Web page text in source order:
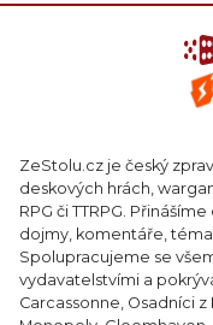
ZeStolu.cz je český
deskových hrách,
RPG či TTRPG.
dojmy, komentáře,
Spolupracujeme se
vydavatelstvími a
Carcassonne, Osadníci